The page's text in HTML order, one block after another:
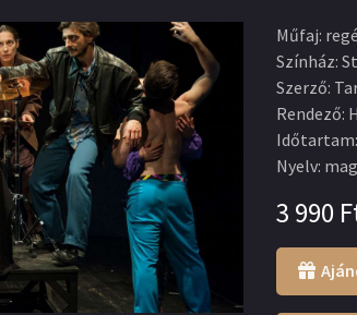
Műfaj:
Színház:
Szerző:
Rendező:
Időtartam:
Nyelv:
3 990